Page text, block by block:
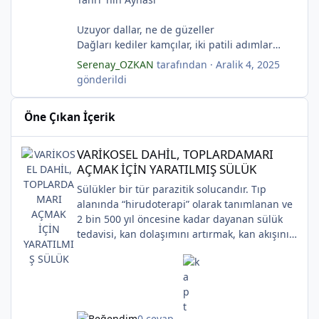
"Karanfiller Mezarlığı" adlı şiiri Yaşama Uğraşı
Fanzin'in 27. sayısında 2025'te yayımlanmıştır.
Uzuyor dallar, ne de güzeller
Dağları kediler kamçılar, iki patili adımlar
Sonsuza kadar bahar
Kestane dallar efsunkār
Ormanla maviye kilitli
Sahip olmadığımız rüyalarda yağmurla
gözyaşı Tanrı’nın aynası, kedili kapı
Sonsuza kadar bahar
Kestane dallar efsunkâr
Sahip olmadığımız rüyalarda yağmurla
gözyaşı Tanrı’nın aynası, kedili kapı
Bir ay gibi... Donuk...
Bir çocuk gibi içine bürünmüş
Gökyüzüne baksana
Kefenim yıldızlara gömülmüş.
Serenay_OZKAN tarafından · Aralik 4, 2025
gönderildi
Öne Çıkan İçerik
VARİKOSEL DAHİL, TOPLARDAMARI AÇMAK İÇİN YARATILMIŞ
VARİKOSEL DAHİL, TOPLARDAMARI
AÇMAK İÇİN YARATILMIŞ SÜLÜK
Sülükler bir tür parazitik solucandır. Tıp
alanında “hirudoterapi” olarak tanımlanan ve
2 bin 500 yıl öncesine kadar dayanan sülük
tedavisi, kan dolaşımını artırmak, kan akışını
yaraya sülük uygulanmasını içerir.
Uygulaması zaman içinde değişiklik gösterse
de, modern cerrahide kullanılmaya devam
etmektedir.Günümüzde çoğunlukla plastik ve